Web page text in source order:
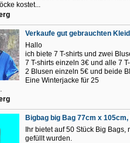
kostet...
Verkaufe gut gebrauchten
Hallo
ich biete 7 T-shirts und zwei
7 T-shirts einzeln 3€ und alle 7
2 Blusen einzeln 5€ und beide
Eine Winterjacke für 25
Bigbag big Bag 77cm x
Ihr bietet auf 50 Stück Big
gefüllt wurden.